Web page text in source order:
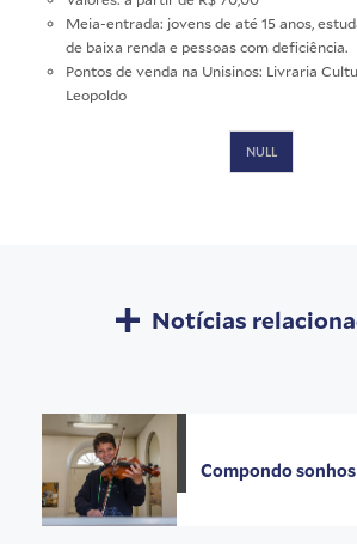
Meia-entrada: jovens de até 15 anos,
de baixa renda e pessoas com deficiência.
Pontos de venda na Unisinos: Livraria
Leopoldo
NULL
Notícias
Compondo sonhos